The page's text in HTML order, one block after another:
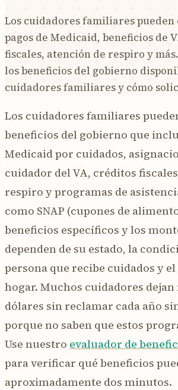
Los cuidadores familiares
pagos de Medicaid, beneficios de
fiscales, atención de respiro y
los beneficios del gobierno
cuidadores familiares y cómo
Los cuidadores familiares
beneficios del gobierno que
Medicaid por cuidados,
cuidador del VA, créditos
respiro y programas de
como SNAP (cupones de
beneficios específicos y los
dependen de su estado, la
persona que recibe cuidados y
hogar. Muchos cuidadores dejan
dólares sin reclamar cada año
porque no saben que estos
Use nuestro evaluador de
para verificar qué beneficios
aproximadamente dos minutos.